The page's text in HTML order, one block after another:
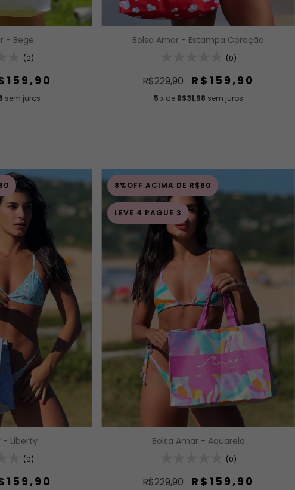
- Bege
(0)
sem juros
Bolsa Amar - Estampa Coração
(0)
R$229,90 R$159,90
5 x de R$31,98 sem juros
- Liberty
(0)
8%OFF ACIMA DE R$80
LEVE 4 PAGUE 3
Bolsa Amar - Aquarela
(0)
R$229,90 R$159,90